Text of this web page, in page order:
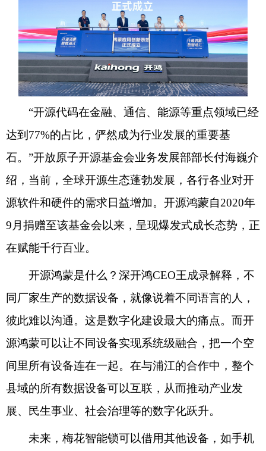
“开源代码在金融、通信、能源等重点领域已经
达到77%的占比，俨然成为行业发展的重要基
石。”开放原子开源基金会业务发展部部长付海巍介
绍，当前，全球开源生态蓬勃发展，各行各业对开
源软件和硬件的需求日益增加。开源鸿蒙自2020年
9月捐赠至该基金会以来，呈现爆发式成长态势，正
在赋能千行百业。
开源鸿蒙是什么？深开鸿CEO王成录解释，不
同厂家生产的数据设备，就像说着不同语言的人，
彼此难以沟通。这是数字化建设最大的痛点。而开
源鸿蒙可以让不同设备实现系统级融合，把一个空
间里所有设备连在一起。在与浦江的合作中，整个
县域的所有数据设备可以互联，从而推动产业发
展、民生事业、社会治理等的数字化跃升。
未来，梅花智能锁可以借用其他设备，如手机